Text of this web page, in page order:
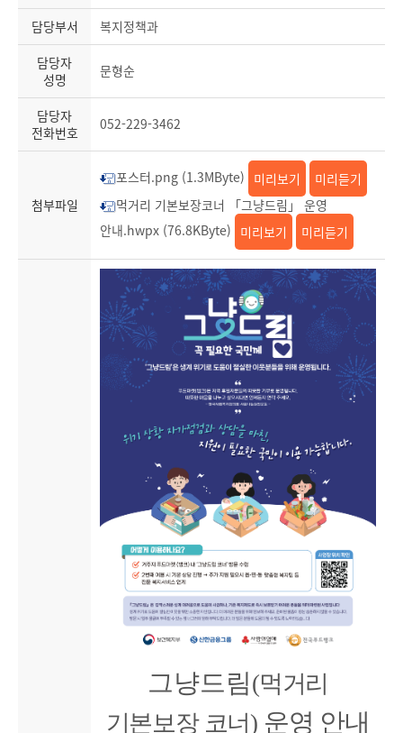
담당부서
복지정책과
담당자
성명
문형순
담당자
전화번호
052-229-3462
첨부파일
포스터.png (1.3MByte) 미리보기
미리듣기
먹거리 기본보장코너 「그냥드림」 운영
안내.hwpx (76.8KByte) 미리보기 미리듣기
그냥드림(먹거리
기본보장 코너 ) 운영 안내